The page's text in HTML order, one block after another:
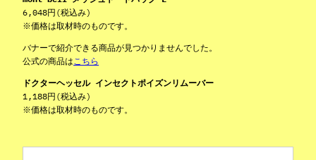
6,048円(税込み)
※価格は取材時のものです。
バナーで紹介できる商品が見つかりませんでした。
公式の商品はこちら
ドクターヘッセル インセクトポイズンリムーバー
1,188円(税込み)
※価格は取材時のものです。